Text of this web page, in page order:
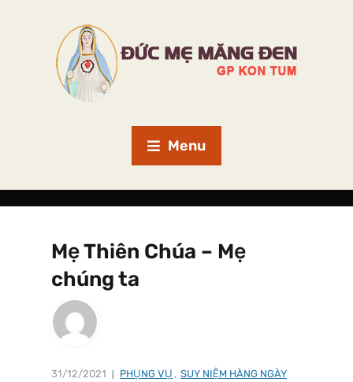
Menu
Mẹ Thiên Chúa – Mẹ
chúng ta
31/12/2021 PHỤNG VỤ , SUY NIỆM HÀNG NGÀY